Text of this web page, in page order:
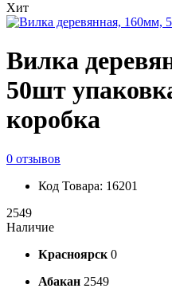
Хит
Вилка
50шт
коробка
0 отзывов
Код Товара: 16201
2549
Наличие
Красноярск 0
Абакан 2549